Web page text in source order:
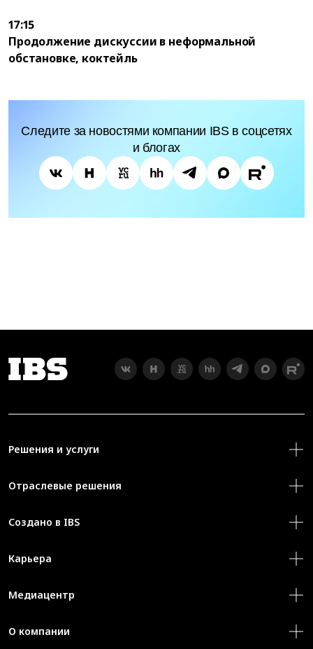
17:15
Продолжение дискуссии в неформальной
обстановке, коктейль
Следите за новостями компании IBS в соцсетях
и блогах
Решения и услуги
Отраслевые решения
Создано в IBS
Карьера
Медиацентр
О компании